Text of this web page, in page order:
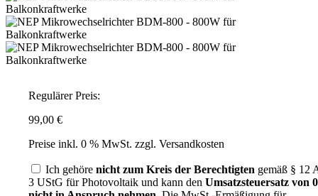
Regulärer Preis:
99,00 €
Preise inkl. 0 % MwSt. zzgl. Versandkosten
Ich gehöre nicht zum Kreis der Berechtigten gemäß § 12
3 UStG für Photovoltaik und kann den Umsatzsteuersatz von